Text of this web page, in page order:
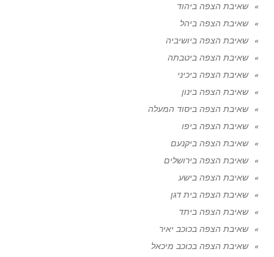
שאיבת הצפה ביהוד
שאיבת הצפה ביהל
שאיבת הצפה ביושיביה
שאיבת הצפה ביטבתה
שאיבת הצפה ביכיני
שאיבת הצפה בינון
שאיבת הצפה ביסוד המעלה
שאיבת הצפה ביפו
שאיבת הצפה ביקנעם
שאיבת הצפה בירושלים
שאיבת הצפה בישע
שאיבת הצפה בית דגן
שאיבת הצפה ביתד
שאיבת הצפה בכוכב יאיר
שאיבת הצפה בכוכב מיכאל